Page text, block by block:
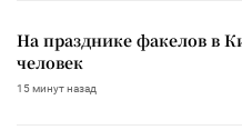
На празднике факелов в
человек
15 минут назад